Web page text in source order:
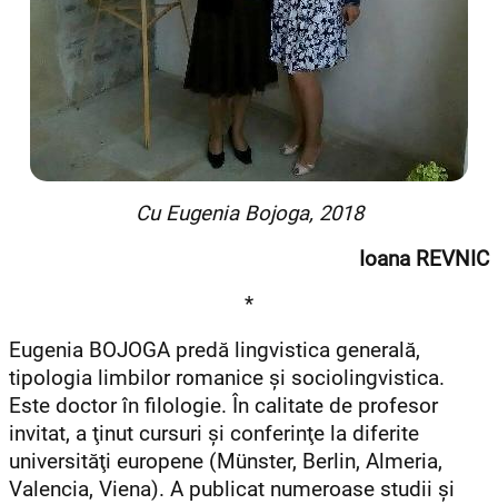
Cu Eugenia Bojoga, 2018
Ioana REVNIC
*
Eugenia BOJOGA predă lingvistica generală,
tipologia limbilor romanice şi sociolingvistica.
Este doctor în filologie. În calitate de profesor
invitat, a ţinut cursuri şi conferinţe la diferite
universităţi europene (Münster, Berlin, Almeria,
Valencia, Viena). A publicat numeroase studii şi